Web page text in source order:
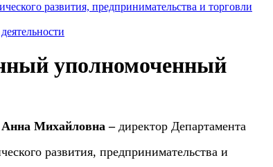
развития, предпринимательства и торговли
уполномоченный
Михайловна – директор Департамента
развития, предпринимательства и